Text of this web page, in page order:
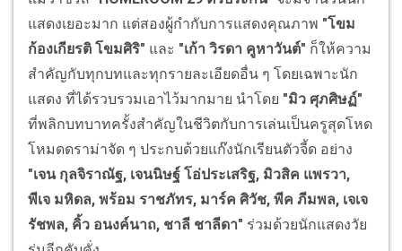
แสดงเยอะมาก แต่สองผู้กำกับการแสดงคุณภาพ "โขม
ก้องเกียรติ โขมศิริ" และ "เก้า วิรดา คูหาวันต์" ก็ให้ความ
สำคัญกับทุกบทและทุกรายละเอียดอื่น ๆ โดยเฉพาะนัก
แสดง ที่ได้รวบรวมเอาไว้มากมาย นำโดย "มิว ศุภศิษฏ์"
ที่พลิกบทบาทครั้งสำคัญในชีวิตกับการเล่นเป็นครูสุดโหด
โหมดดราม่าจัด ๆ ประกบด้วยแก๊งนักเรียนตัวจี้ด อย่าง
"เจน กุลจิราณัฐ, เจนนิษฐ์ โอ่ประเสริฐ, มิวสิค แพรวา,
พีเจ มหิดล, พร้อม ราชภัทร, มาร์ค ศิวัช, พีค ภีมพล, เจเจ
รัชพล, คิ้ว อนงค์นาถ, ชาลี ชาลีดา" ร่วมด้วยนักแสดงวัย